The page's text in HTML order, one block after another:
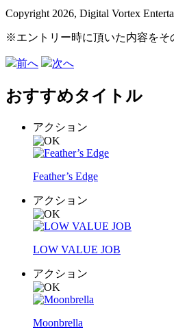
Copyright 2026, Digital Vortex
※エントリー時に頂いた内容をそ
前へ 次へ
おすすめタイトル
アクション
Feather’s Edge
アクション
LOW VALUE JOB
アクション
Moonbrella